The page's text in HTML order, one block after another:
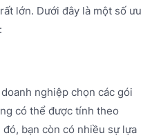
lớn. Dưới đây là một số ưu
nghiệp chọn các gói
có thể được tính theo
bạn còn có nhiều sự lựa